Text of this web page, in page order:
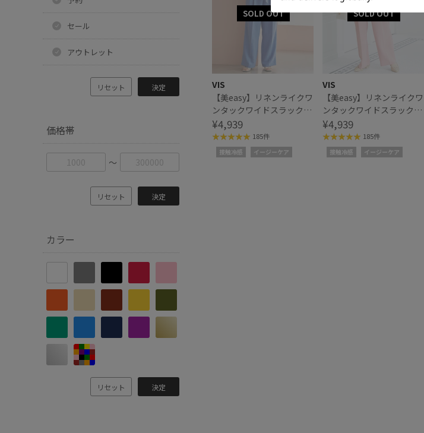
セール
アウトレット
リセット 決定
価格帯
〜
リセット 決定
カラー
リセット 決定
VIS
【美easy】リネンライクワ
ンタックワイドスラックス
パンツ
¥4,939
185件
接触冷感 イージーケア
VIS
【美easy】リネンライクワ
ンタックワイドスラックス
パンツ
¥4,939
185件
接触冷感 イージーケア